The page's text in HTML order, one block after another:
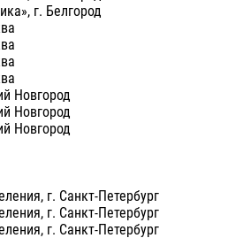
г. Белгород
Новгород
Новгород
Новгород
г. Санкт-Петербург
г. Санкт-Петербург
г. Санкт-Петербург